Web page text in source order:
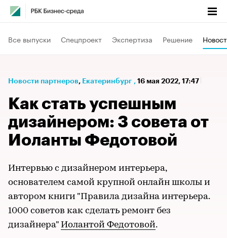
Все выпуски Спецпроект Экспертиза Решение
Новости партнеров⁠, Екатеринбург , 16 мая 2022, 17:47
Как стать успешным
дизайнером: 3 совета от
Иоланты Федотовой
Интервью с дизайнером интерьера,
основателем самой крупной онлайн школы и
автором книги "Правила дизайна интерьера.
1000 советов как сделать ремонт без
дизайнера" Иолантой Федотовой.